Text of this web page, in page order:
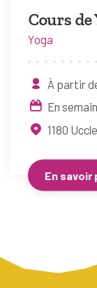
Cours de
Yoga
À partir
En
1180 Uccle
En savoir